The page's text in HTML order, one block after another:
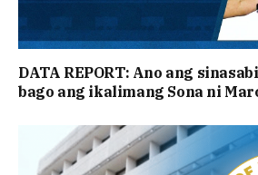
DATA REPORT: Ano ang
bago ang ikalimang Sona ni